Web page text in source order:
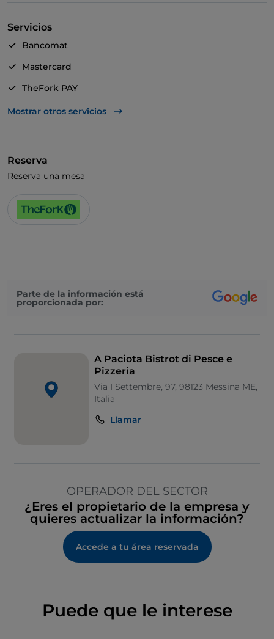
Servicios
Bancomat
Mastercard
TheFork PAY
UnionPay via TheFork PAY
Baño para inválidos
Mostrar otros servicios
Reserva
Reserva una mesa
Parte de la información está
proporcionada por:
A Paciota Bistrot di Pesce e
Pizzeria
Via I Settembre, 97, 98123 Messina ME,
Italia
Llamar
OPERADOR DEL SECTOR
¿Eres el propietario de la empresa y
quieres actualizar la información?
Accede a tu área reservada
Puede que le interese